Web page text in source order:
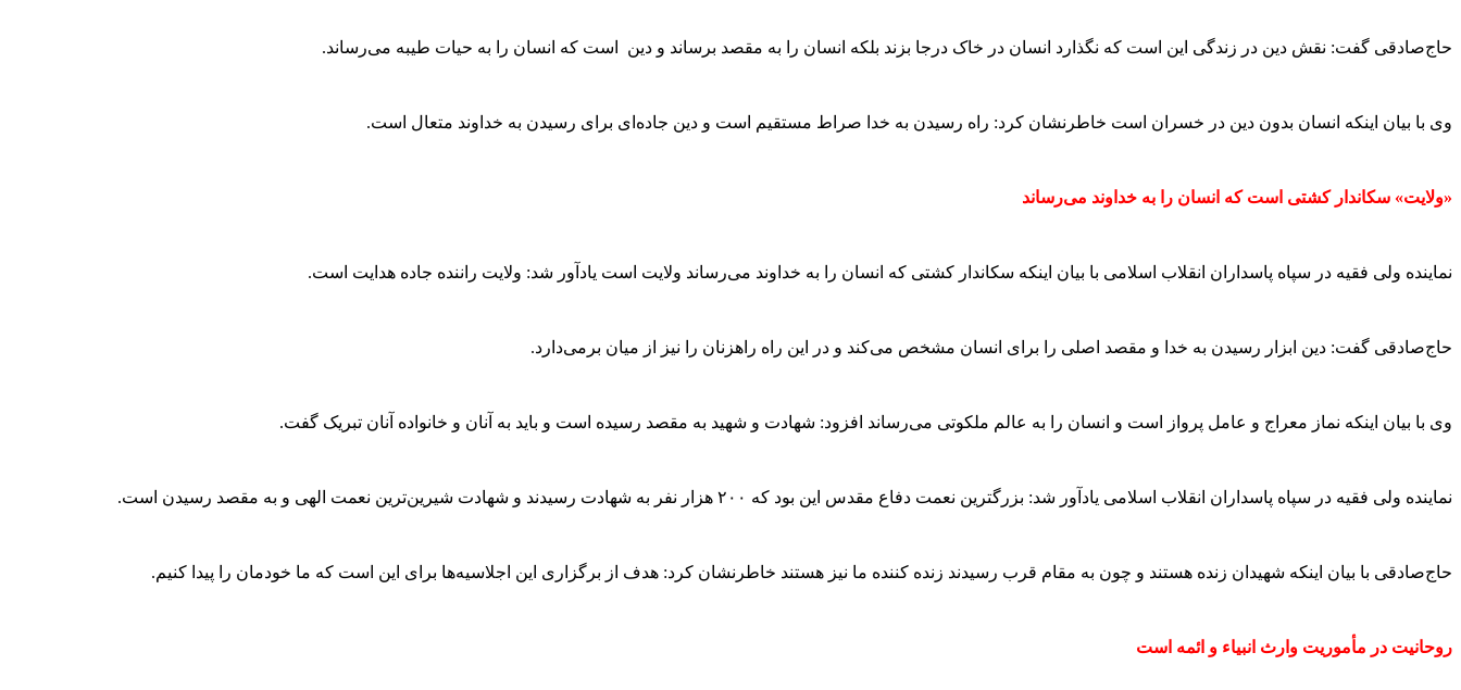
حاج‌صادقی گفت: نقش دین در زندگی این است که نگذارد انسان در خاک درجا بزند بلکه انسان را به مقصد برساند و دین است که انسان را به حیات طیبه می‌رساند.
وی با بیان اینکه انسان بدون دین در خسران است خاطرنشان کرد: راه رسیدن به خدا صراط مستقیم است و دین جاده‌ای برای رسیدن به خداوند متعال است.
«ولایت» سکاندار کشتی است که انسان را به خداوند می‌رساند
نماینده ولی فقیه در سپاه پاسداران انقلاب اسلامی با بیان اینکه سکاندار کشتی که انسان را به خداوند می‌رساند ولایت است یادآور شد: ولایت راننده جاده هدایت است.
حاج‌صادقی گفت: دین ابزار رسیدن به خدا و مقصد اصلی را برای انسان مشخص می‌کند و در این راه راهزنان را نیز از میان برمی‌دارد.
وی با بیان اینکه نماز معراج و عامل پرواز است و انسان را به عالم ملکوتی می‌رساند افزود: شهادت و شهید به مقصد رسیده است و باید به آنان و خانواده آنان تبریک گفت.
نماینده ولی فقیه در سپاه پاسداران انقلاب اسلامی یادآور شد: بزرگترین نعمت دفاع مقدس این بود که ۲۰۰ هزار نفر به شهادت رسیدند و شهادت شیرین‌ترین نعمت الهی و به مقصد رسیدن است.
حاج‌صادقی با بیان اینکه شهیدان زنده هستند و چون به مقام قرب رسیدند زنده کننده ما نیز هستند خاطرنشان کرد: هدف از برگزاری این اجلاسیه‌ها برای این است که ما خودمان را پیدا کنیم.
روحانیت در مأموریت وارث انبیاء و ائمه است